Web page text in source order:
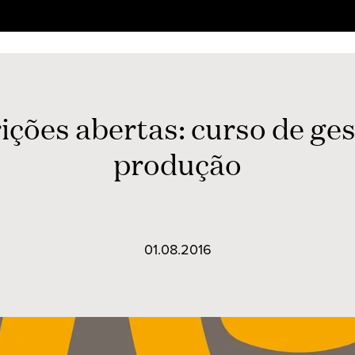
abertas: curso de
produção
01.08.2016